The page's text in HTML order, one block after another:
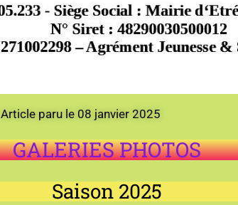
Article paru le 08 janvier 2025
GALERIES PHOTOS
Saison 2025